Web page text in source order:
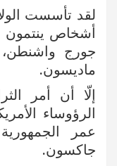
لقد تأسست
أشخاص ينتمون
جورج
ماديسون.
إلّا أن أمر
الرؤوساء
عمر
جاكسون.